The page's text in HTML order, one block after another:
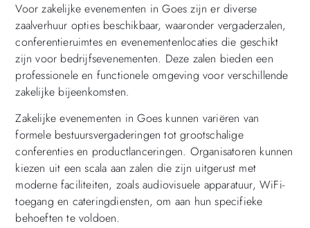
Voor zakelijke evenementen in Goes zijn er diverse
zaalverhuur opties beschikbaar, waaronder vergaderzalen,
conferentieruimtes en evenementenlocaties die geschikt
zijn voor bedrijfsevenementen. Deze zalen bieden een
professionele en functionele omgeving voor verschillende
zakelijke bijeenkomsten.
Zakelijke evenementen in Goes kunnen variëren van
formele bestuursvergaderingen tot grootschalige
conferenties en productlanceringen. Organisatoren kunnen
kiezen uit een scala aan zalen die zijn uitgerust met
moderne faciliteiten, zoals audiovisuele apparatuur, WiFi-
toegang en cateringdiensten, om aan hun specifieke
behoeften te voldoen.